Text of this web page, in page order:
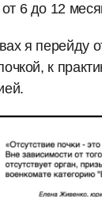
6 до 12
я перейду
к